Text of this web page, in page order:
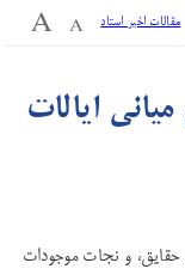
مقالات اخیر استاد
ایالات
و نجات موجودات